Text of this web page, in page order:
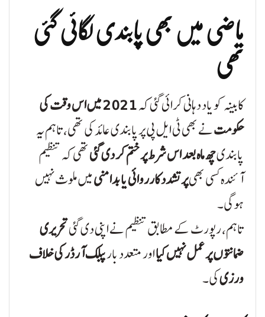
ماضی میں بھی پابندی لگائی گئی
تھی
کابینہ کو یاد دہانی کرائی گئی کہ
2021 میں اس وقت کی
حکومتنے بھی ٹی ایل پی پر پابندی عائد کی تھی، تاہم یہ
پابندیچھ ماہ بعد اس شرط پر ختم کر دی گئیتھی کہ تنظیم
آئندہ کسی بھیپرتشدد کارروائی یا بدامنیمیں ملوث نہیں
ہوگی۔
تاہم، رپورٹ کے مطابق تنظیم نے اپنی دی گئیتحریری
ضمانتوں پر عمل نہیں کیااور متعدد بارپبلک آرڈر کی خلاف
ورزیکی۔